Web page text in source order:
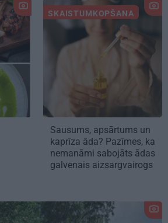
SKAISTUMKOPŠANA
Sausums, apsārtums un
kaprīza āda? Pazīmes, ka
nemanāmi sabojāts ādas
galvenais aizsargvairogs